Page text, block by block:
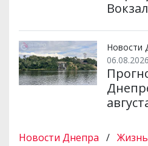
Новости
Новости Днепра /